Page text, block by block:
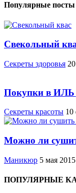
Популярные посты
Свекольный
Cекреты здоровья
Покупки в
Секреты красоты 10
Можно ли
Маникюр 5 мая 2015
ПОПУЛЯРНЫЕ